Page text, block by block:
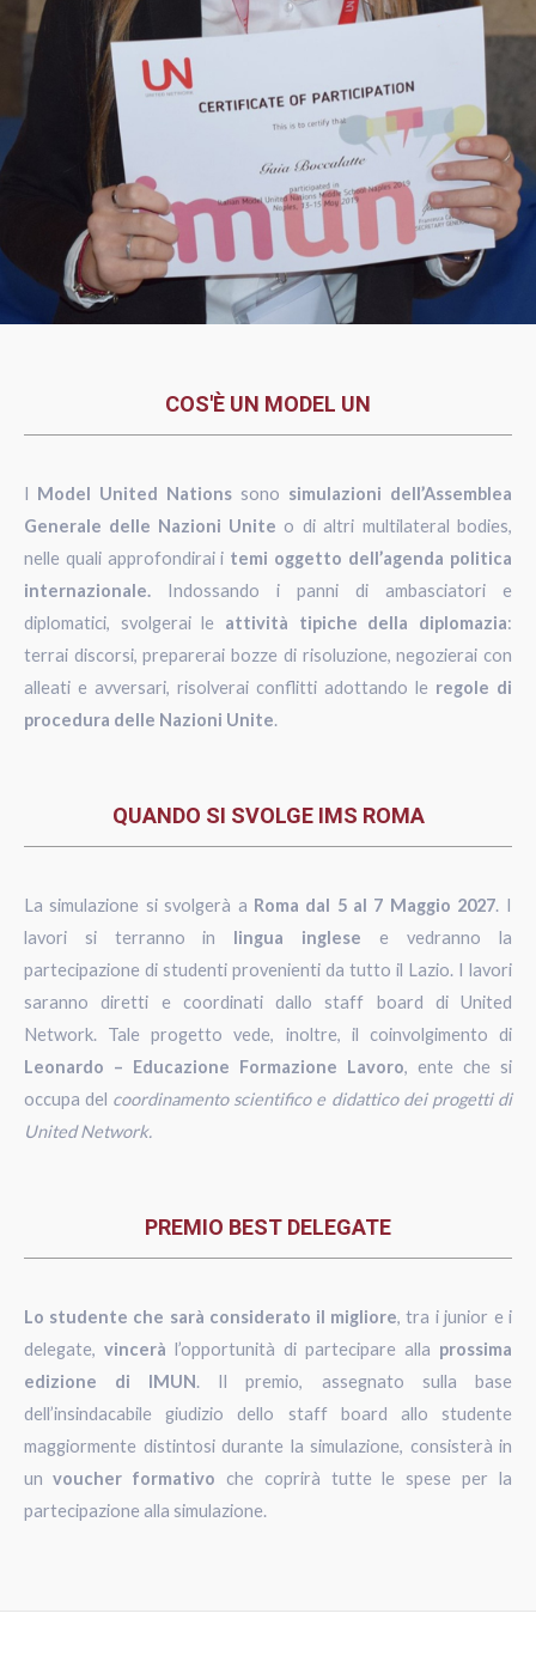
COS'È UN MODEL UN
I Model United Nations sono simulazioni dell’Assemblea
Generale delle Nazioni Unite o di altri multilateral bodies,
nelle quali approfondirai i temi oggetto dell’agenda politica
internazionale. Indossando i panni di ambasciatori e
diplomatici, svolgerai le attività tipiche della diplomazia:
terrai discorsi, preparerai bozze di risoluzione, negozierai con
alleati e avversari, risolverai conflitti adottando le regole di
procedura delle Nazioni Unite.
QUANDO SI SVOLGE IMS ROMA
La simulazione si svolgerà a Roma dal 5 al 7 Maggio 2027. I
lavori si terranno in lingua inglese e vedranno la
partecipazione di studenti provenienti da tutto il Lazio. I lavori
saranno diretti e coordinati dallo staff board di United
Network. Tale progetto vede, inoltre, il coinvolgimento di
Leonardo – Educazione Formazione Lavoro, ente che si
occupa del coordinamento scientifico e didattico dei progetti di
United Network.
PREMIO BEST DELEGATE
Lo studente che sarà considerato il migliore, tra i junior e i
delegate, vincerà l’opportunità di partecipare alla prossima
edizione di IMUN. Il premio, assegnato sulla base
dell’insindacabile giudizio dello staff board allo studente
maggiormente distintosi durante la simulazione, consisterà in
un voucher formativo che coprirà tutte le spese per la
partecipazione alla simulazione.